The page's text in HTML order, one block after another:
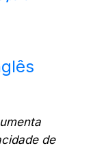
de